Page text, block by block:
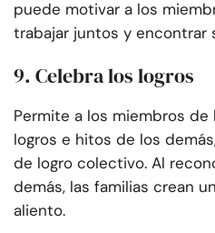
puede motivar a los
trabajar juntos y encontrar
9. Celebra los logros
Permite a los miembros de
logros e hitos de los
de logro colectivo. Al
demás, las familias crean
aliento.